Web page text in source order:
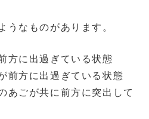
うなものがあります。
方に出過ぎている状態
前方に出過ぎている状態
あごが共に前方に突出して